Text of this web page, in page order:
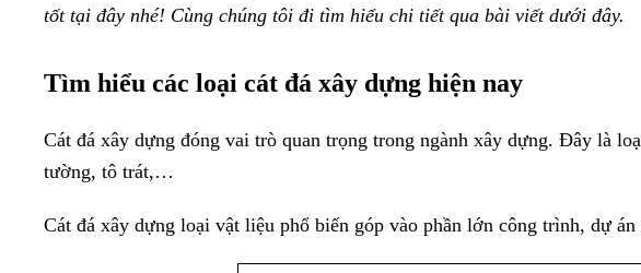
tốt tại đây nhé! Cùng chúng tôi đi tìm hiểu chi tiết qua bài viết dưới đây.
Tìm hiểu các loại cát đá xây dựng hiện nay
Cát đá xây dựng đóng vai trò quan trọng trong ngành xây dựng. Đây là
tường, tô trát,…
Cát đá xây dựng loại vật liệu phổ biến góp vào phần lớn công trình, dự